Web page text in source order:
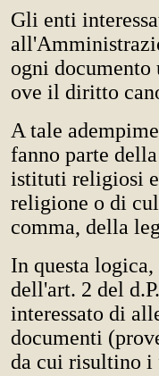
Gli enti
ogni
ove il diritto
A tale
fanno parte
istituti religiosi
religione o di
comma, della
In questa
dell'art. 2 del
interessato di
documenti
da cui risultino i